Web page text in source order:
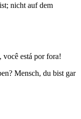
nicht auf dem
você está por fora!
Mensch, du bist gar